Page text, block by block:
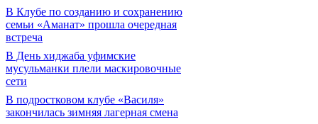
В Клубе по созданию и сохранению
семьи «Аманат» прошла очередная
встреча
В День хиджаба уфимские
мусульманки плели маскировочные
сети
В подростковом клубе «Василя»
закончилась зимняя лагерная смена